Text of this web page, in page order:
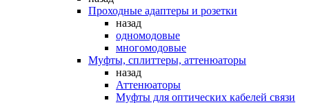
Проходные адаптеры и розетки
назад
одномодовые
многомодовые
Муфты, сплиттеры, аттенюаторы
назад
Аттенюаторы
Муфты для оптических кабелей связи